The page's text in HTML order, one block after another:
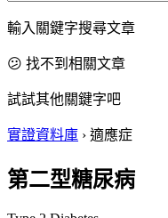
輸入關鍵字搜尋文章
😕 找不到相關文章
試試其他關鍵字吧
實證資料庫 › 適應症
第二型糖尿病